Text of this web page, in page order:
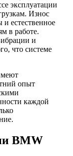
эксплуатации
Износ
и естественное
в работе.
и
что системе
опыт
каждой
BMW